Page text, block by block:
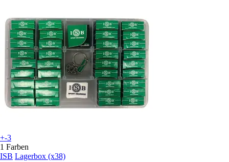
+-3
1 Farben
ISB Lagerbox (x38)